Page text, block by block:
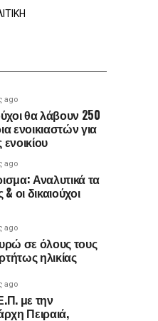
ago
θα λάβουν 250
ενοικιαστών για
ago
Αναλυτικά τα
οι δικαιούχοι
ago
σε όλους τους
ηλικίας
ago
με την
Πειραιά,